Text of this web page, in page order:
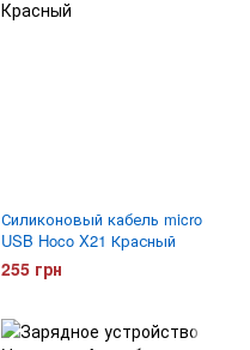
Силиконовый кабель micro
USB Hoco X21 Красный
255 грн